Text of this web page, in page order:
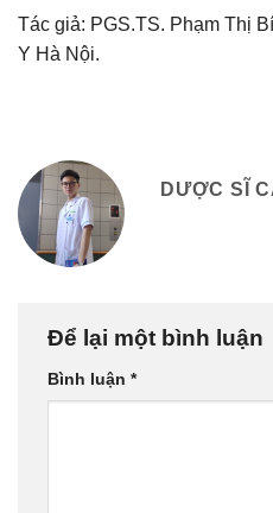
Tác giả: PGS.TS. Phạm Thị
Y Hà Nội.
DƯỢC SĨ
Để lại một bình luận
Bình luận *